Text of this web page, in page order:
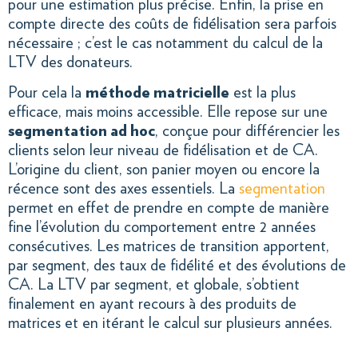
pour une estimation plus précise. Enfin, la prise en
compte directe des coûts de fidélisation sera parfois
nécessaire ; c’est le cas notamment du calcul de la
LTV des donateurs.
Pour cela la méthode matricielle est la plus
efficace, mais moins accessible. Elle repose sur une
segmentation ad hoc, conçue pour différencier les
clients selon leur niveau de fidélisation et de CA.
L’origine du client, son panier moyen ou encore la
récence sont des axes essentiels. La segmentation
permet en effet de prendre en compte de manière
fine l’évolution du comportement entre 2 années
consécutives. Les matrices de transition apportent,
par segment, des taux de fidélité et des évolutions de
CA. La LTV par segment, et globale, s’obtient
finalement en ayant recours à des produits de
matrices et en itérant le calcul sur plusieurs années.